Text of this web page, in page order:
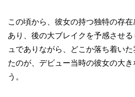
この頃から、彼女の持つ独特の存
あり、後の大ブレイクを予感させ
ュでありながら、どこか落ち着い
たのが、デビュー当時の彼女の大
う。